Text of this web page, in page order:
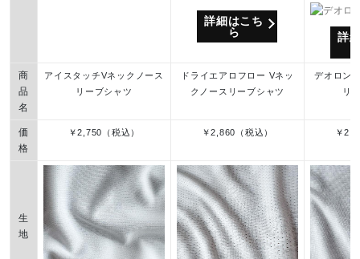
詳細はこち
ら
詳
商
品
名
アイスタッチVネックノース
リーブシャツ
ドライエアロフロー Vネッ
クノースリーブシャツ
デオロン
リ
価
格
￥2,750（税込） ￥2,860（税込） ￥
生
地